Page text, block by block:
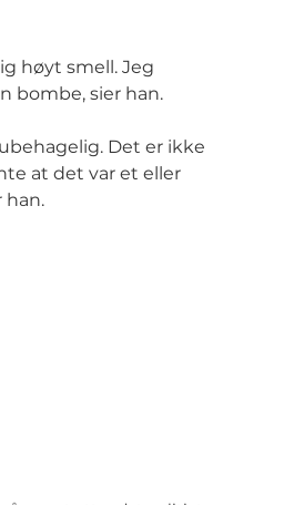
høyt smell. Jeg
bombe, sier han.
Det er ikke
at det var et eller
han.